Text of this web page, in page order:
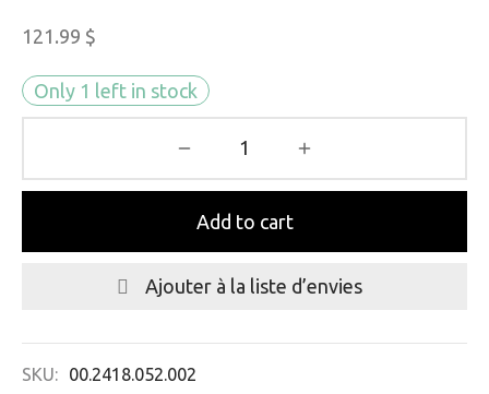
121.99 $
Only 1 left in stock
Add to cart
Ajouter à la liste d’envies
SKU:
00.2418.052.002